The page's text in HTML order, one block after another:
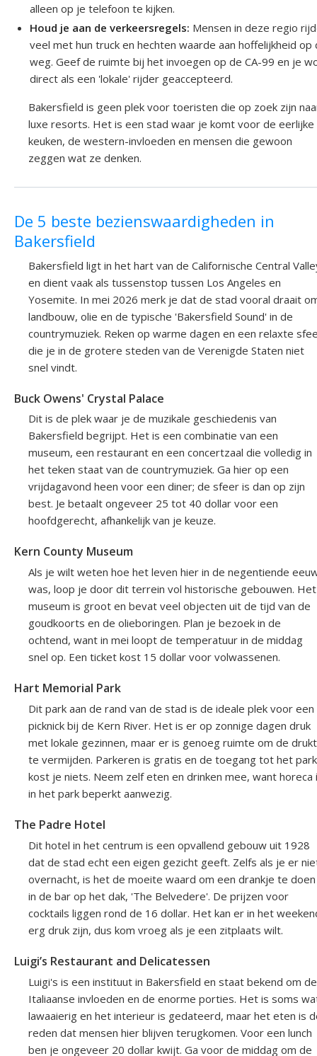
alleen op je telefoon te kijken.
Houd je aan de verkeersregels: Mensen in deze regio
veel met hun truck en hechten waarde aan hoffelijkheid op
weg. Geef de ruimte bij het invoegen op de CA-99 en je
direct als een 'lokale' rijder geaccepteerd.
Bakersfield is geen plek voor toeristen die op zoek zijn
luxe resorts. Het is een stad waar je komt voor de eerlijke
keuken, de western-invloeden en mensen die gewoon
zeggen wat ze denken.
De 5 beste bezienswaardigheden in
Bakersfield
Bakersfield ligt in het hart van de Californische Central
en dient vaak als tussenstop tussen Los Angeles en
Yosemite. In mei 2026 merk je dat de stad vooral draait
landbouw, olie en de typische 'Bakersfield Sound' in de
countrymuziek. Reken op warme dagen en een relaxte
die je in de grotere steden van de Verenigde Staten niet
snel vindt.
Buck Owens' Crystal Palace
Dit is de plek waar je de muzikale geschiedenis van
Bakersfield begrijpt. Het is een combinatie van een
museum, een restaurant en een concertzaal die volledig in
het teken staat van de countrymuziek. Ga hier op een
vrijdagavond heen voor een diner; de sfeer is dan op zijn
best. Je betaalt ongeveer 25 tot 40 dollar voor een
hoofdgerecht, afhankelijk van je keuze.
Kern County Museum
Als je wilt weten hoe het leven hier in de negentiende
was, loop je door dit terrein vol historische gebouwen. Het
museum is groot en bevat veel objecten uit de tijd van de
goudkoorts en de olieboringen. Plan je bezoek in de
ochtend, want in mei loopt de temperatuur in de middag
snel op. Een ticket kost 15 dollar voor volwassenen.
Hart Memorial Park
Dit park aan de rand van de stad is de ideale plek voor een
picknick bij de Kern River. Het is er op zonnige dagen druk
met lokale gezinnen, maar er is genoeg ruimte om de
te vermijden. Parkeren is gratis en de toegang tot het park
kost je niets. Neem zelf eten en drinken mee, want horeca
in het park beperkt aanwezig.
The Padre Hotel
Dit hotel in het centrum is een opvallend gebouw uit 1928
dat de stad echt een eigen gezicht geeft. Zelfs als je er
overnacht, is het de moeite waard om een drankje te doen
in de bar op het dak, 'The Belvedere'. De prijzen voor
cocktails liggen rond de 16 dollar. Het kan er in het
erg druk zijn, dus kom vroeg als je een zitplaats wilt.
Luigi’s Restaurant and Delicatessen
Luigi's is een instituut in Bakersfield en staat bekend om de
Italiaanse invloeden en de enorme porties. Het is soms
lawaaierig en het interieur is gedateerd, maar het eten is
reden dat mensen hier blijven terugkomen. Voor een lunch
ben je ongeveer 20 dollar kwijt. Ga voor de middag om de